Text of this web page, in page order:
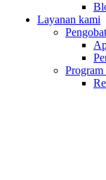
Layanan kami
Program